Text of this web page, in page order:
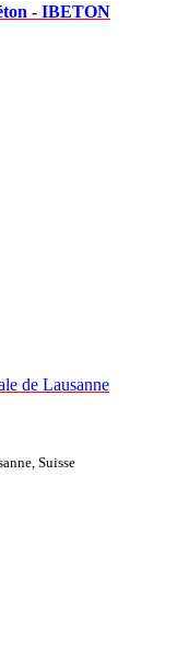
- IBETON
Suisse